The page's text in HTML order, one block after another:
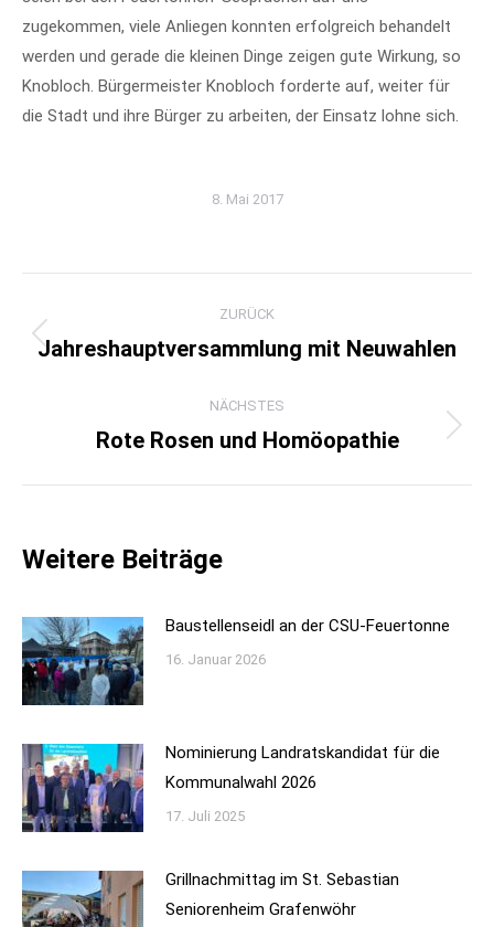
zugekommen, viele Anliegen konnten erfolgreich behandelt
werden und gerade die kleinen Dinge zeigen gute Wirkung, so
Knobloch. Bürgermeister Knobloch forderte auf, weiter für
die Stadt und ihre Bürger zu arbeiten, der Einsatz lohne sich.
8. Mai 2017
Kommentarnavigation
ZURÜCK
Vorheriger
Jahreshauptversammlung mit Neuwahlen
NÄCHSTES
Nächster
Rote Rosen und Homöopathie
Weitere Beiträge
Baustellenseidl an der CSU-Feuertonne
16. Januar 2026
Nominierung Landratskandidat für die
Kommunalwahl 2026
17. Juli 2025
Grillnachmittag im St. Sebastian
Seniorenheim Grafenwöhr